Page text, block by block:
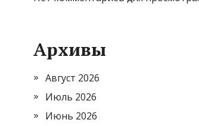
Архивы
Август 2026
Июль 2026
Июнь 2026